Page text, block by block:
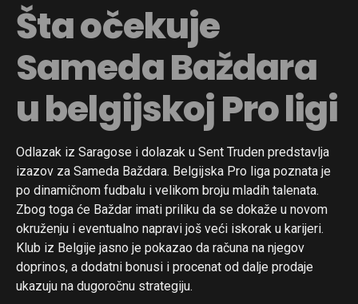
Šta očekuje
Sameda Baždara
u belgijskoj Pro ligi
Odlazak iz Saragose i dolazak u Sent Truden predstavlja
izazov za Sameda Baždara. Belgijska Pro liga poznata je
po dinamičnom fudbalu i velikom broju mladih talenata.
Zbog toga će Baždar imati priliku da se dokaže u novom
okruženju i eventualno napravi još veći iskorak u karijeri.
Klub iz Belgije jasno je pokazao da računa na njegov
doprinos, a dodatni bonusi i procenat od dalje prodaje
ukazuju na dugoročnu strategiju.